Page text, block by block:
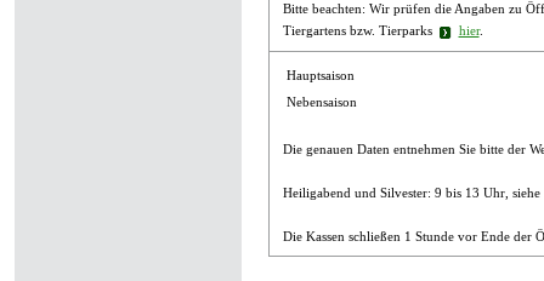
Bitte beachten: Wir prüfen die Angaben zu
Tiergartens bzw. Tierparks
hier.
Hauptsaison
Nebensaison
Die genauen Daten entnehmen Sie bitte der
Heiligabend und Silvester: 9 bis 13 Uhr,
Die Kassen schließen 1 Stunde vor Ende der